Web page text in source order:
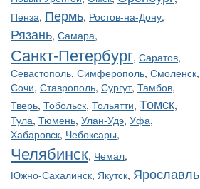
Пенза, Пермь, Ростов-на-Дону,
Рязань, Самара,
Санкт-Петербург, Саратов,
Севастополь, Симферополь, Смоленск,
Сочи, Ставрополь, Сургут, Тамбов,
Тверь, Тобольск, Тольятти, Томск,
Тула, Тюмень, Улан-Удэ, Уфа,
Хабаровск, Чебоксары,
Челябинск, Чемал,
Южно-Сахалинск, Якутск, Ярославль